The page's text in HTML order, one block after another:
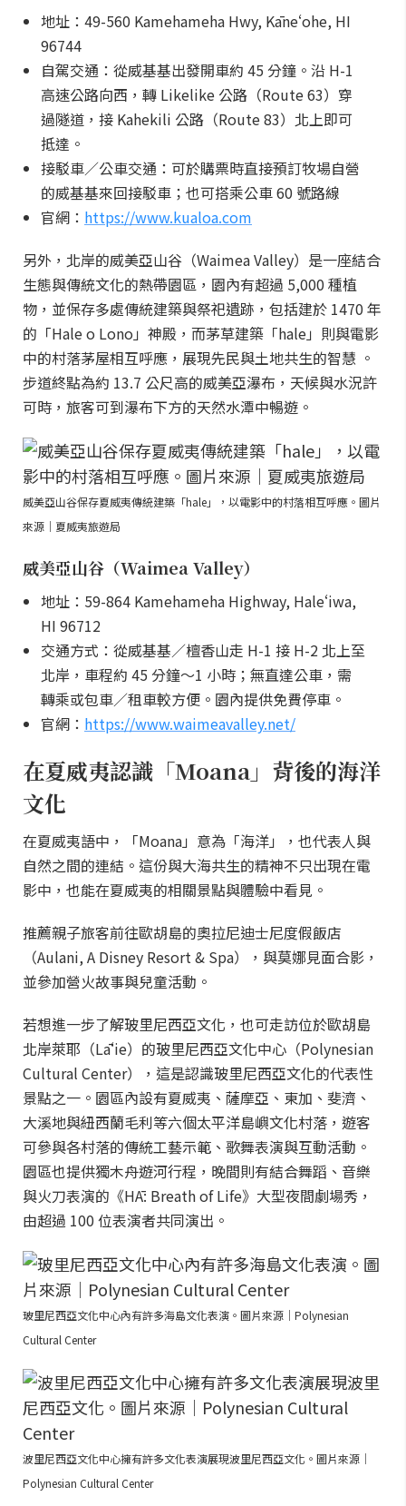
地址：49-560 Kamehameha Hwy, Kāneʻohe, HI
96744
自駕交通：從威基基出發開車約 45 分鐘。沿 H-1
高速公路向西，轉 Likelike 公路（Route 63）穿
過隧道，接 Kahekili 公路（Route 83）北上即可
抵達。
接駁車／公車交通：可於購票時直接預訂牧場自營
的威基基來回接駁車；也可搭乘公車 60 號路線
官網： https://www.kualoa.com
另外，北岸的威美亞山谷（Waimea Valley）是一座結合
生態與傳統文化的熱帶園區，園內有超過 5,000 種植
物，並保存多處傳統建築與祭祀遺跡，包括建於 1470 年
的「Hale o Lono」神殿，而茅草建築「hale」則與電影
中的村落茅屋相互呼應，展現先民與土地共生的智慧 。
步道終點為約 13.7 公尺高的威美亞瀑布，天候與水況許
可時，旅客可到瀑布下方的天然水潭中暢遊。
威美亞山谷保存夏威夷傳統建築「hale」，以電影中的村落相互呼應。圖片
來源｜夏威夷旅遊局
威美亞山谷（Waimea Valley）
地址：59-864 Kamehameha Highway, Haleʻiwa,
HI 96712
交通方式：從威基基／檀香山走 H-1 接 H-2 北上至
北岸，車程約 45 分鐘～1 小時；無直達公車，需
轉乘或包車／租車較方便。園內提供免費停車。
官網： https://www.waimeavalley.net/
在夏威夷認識「Moana」背後的海洋
文化
在夏威夷語中，「Moana」意為「海洋」，也代表人與
自然之間的連結。這份與大海共生的精神不只出現在電
影中，也能在夏威夷的相關景點與體驗中看見。
推薦親子旅客前往歐胡島的奧拉尼迪士尼度假飯店
（Aulani, A Disney Resort & Spa），與莫娜見面合影，
並參加營火故事與兒童活動。
若想進一步了解玻里尼西亞文化，也可走訪位於歐胡島
北岸萊耶（Lāʻie）的玻里尼西亞文化中心（Polynesian
Cultural Center），這是認識玻里尼西亞文化的代表性
景點之一。園區內設有夏威夷、薩摩亞、東加、斐濟、
大溪地與紐西蘭毛利等六個太平洋島嶼文化村落，遊客
可參與各村落的傳統工藝示範、歌舞表演與互動活動。
園區也提供獨木舟遊河行程，晚間則有結合舞蹈、音樂
與火刀表演的《HĀ: Breath of Life》大型夜間劇場秀，
由超過 100 位表演者共同演出。
玻里尼西亞文化中心內有許多海島文化表演。圖片來源｜Polynesian
Cultural Center
波里尼西亞文化中心擁有許多文化表演展現波里尼西亞文化。圖片來源｜
Polynesian Cultural Center